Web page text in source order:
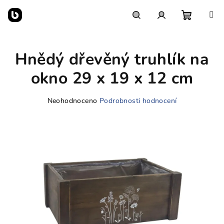
obsah
košík
Hnědý dřevěný truhlík na
okno 29 x 19 x 12 cm
Průměrné
5
hvězdiček.
Neohodnoceno Podrobnosti hodnocení